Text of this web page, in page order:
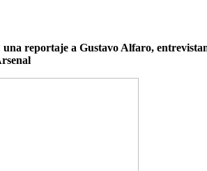
reportaje a Gustavo Alfaro,